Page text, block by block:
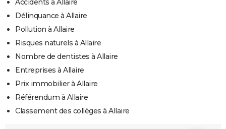
Accidents à Allaire
Délinquance à Allaire
Pollution à Allaire
Risques naturels à Allaire
Nombre de dentistes à Allaire
Entreprises à Allaire
Prix immobilier à Allaire
Référendum à Allaire
Classement des collèges à Allaire